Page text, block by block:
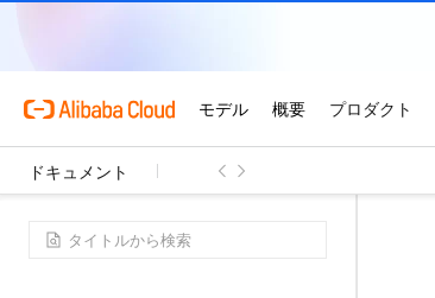
ドキュメント